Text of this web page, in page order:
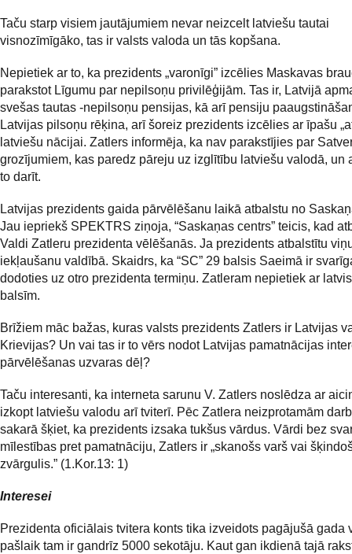
Taču starp visiem jautājumiem nevar neizcelt latviešu tautai
visnozīmīgāko, tas ir valsts valoda un tās kopšana.
Nepietiek ar to, ka prezidents „varonīgi” izcēlies Maskavas
parakstot Līgumu par nepilsoņu privilēģijām. Tas ir, Latvijā
svešas tautas -nepilsoņu pensijas, kā arī pensiju
Latvijas pilsoņu rēķina, arī šoreiz prezidents izcēlies ar īpašu
latviešu nācijai. Zatlers informēja, ka nav parakstījies par
grozījumiem, kas paredz pāreju uz izglītību latviešu valodā, un
to darīt.
Latvijas prezidents gaida pārvēlēšanu laikā atbalstu no
Jau iepriekš SPEKTRS ziņoja, “Saskaņas centrs” teicis, kad
Valdi Zatleru prezidenta vēlēšanās. Ja prezidents atbalstītu
iekļaušanu valdībā. Skaidrs, ka “SC” 29 balsis Saeimā ir
dodoties uz otro prezidenta termiņu. Zatleram nepietiek ar
balsīm.
Brīžiem māc bažas, kuras valsts prezidents Zatlers ir Latvijas
Krievijas? Un vai tas ir to vērs nodot Latvijas pamatnācijas
pārvēlēšanas uzvaras dēļ?
Taču interesanti, ka interneta sarunu V. Zatlers noslēdza ar
izkopt latviešu valodu arī tviterī. Pēc Zatlera neizprotamām
sakarā šķiet, ka prezidents izsaka tukšus vārdus. Vārdi bez
mīlestības pret pamatnāciju, Zatlers ir „skanošs varš vai
zvārgulis.” (1.Kor.13: 1)
Interesei
Prezidenta oficiālais tvitera konts tika izveidots pagājušā gada
pašlaik tam ir gandrīz 5000 sekotāju. Kaut gan ikdienā tajā